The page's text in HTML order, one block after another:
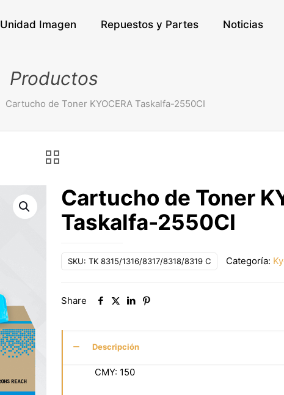
Unidad Imagen Repuestos y Partes Noticias
Productos
Cartucho de Toner KYOCERA Taskalfa-2550CI
Cartucho de Toner
Taskalfa-2550CI
SKU: TK 8315/1316/8317/8318/8319 C Categoría:
Share
Descripción
CMY: 150